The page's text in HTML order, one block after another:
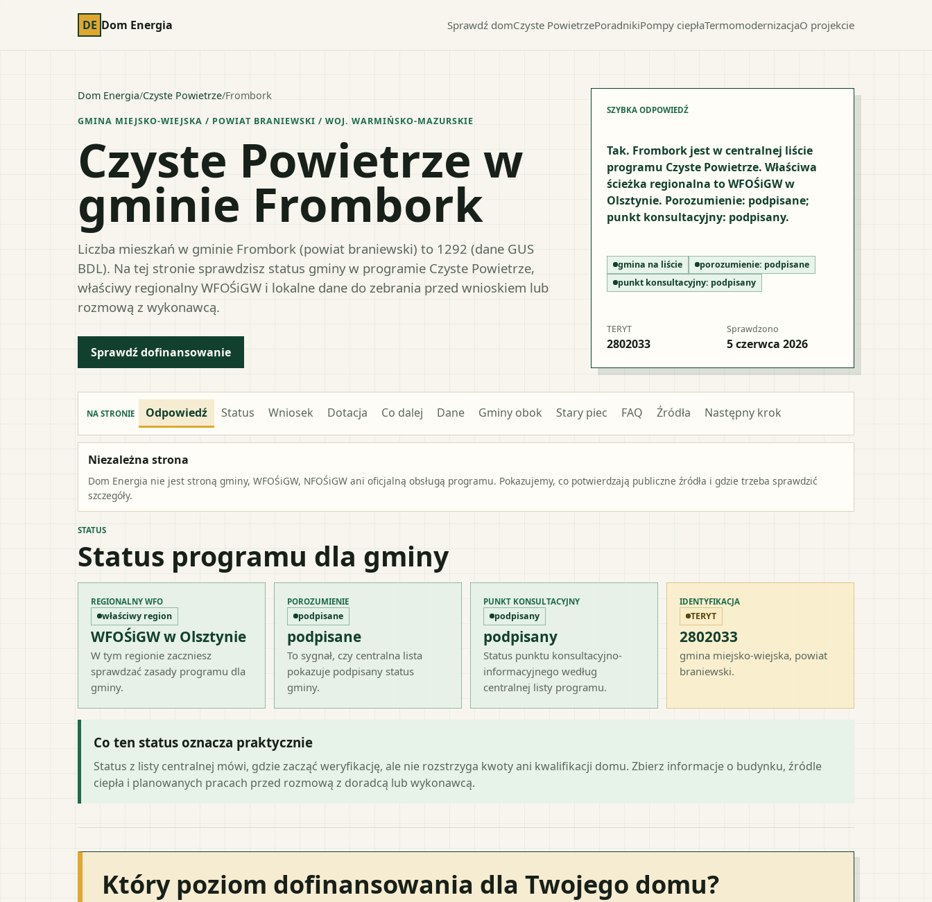
DE Dom Energia Sprawdź domCzyste PowietrzePoradnikiPompy ciepłaTermomodernizacjaO projekcie
Dom Energia/Czyste Powietrze/Frombork
GMINA MIEJSKO-WIEJSKA / POWIAT BRANIEWSKI / WOJ. WARMIŃSKO-MAZURSKIE
Czyste Powietrze w
gminie Frombork
Liczba mieszkań w gminie Frombork (powiat braniewski) to 1292 (dane GUS
BDL). Na tej stronie sprawdzisz status gminy w programie Czyste Powietrze,
właściwy regionalny WFOŚiGW i lokalne dane do zebrania przed wnioskiem lub
rozmową z wykonawcą.
Sprawdź dofinansowanie
SZYBKA ODPOWIEDŹ
Tak. Frombork jest w centralnej liście
programu Czyste Powietrze. Właściwa
ścieżka regionalna to WFOŚiGW w
Olsztynie. Porozumienie: podpisane;
punkt konsultacyjny: podpisany.
gmina na liście porozumienie: podpisane
punkt konsultacyjny: podpisany
TERYT
2802033
Sprawdzono
5 czerwca 2026
NA STRONIE Odpowiedź Status Wniosek Dotacja Co dalej Dane Gminy obok Stary piec FAQ Źródła Następny krok
Niezależna strona
Dom Energia nie jest stroną gminy, WFOŚiGW, NFOŚiGW ani oficjalną obsługą programu. Pokazujemy, co potwierdzają publiczne źródła i gdzie trzeba sprawdzić
szczegóły.
STATUS
Status programu dla gminy
REGIONALNY WFO
właściwy region
WFOŚiGW w Olsztynie
W tym regionie zaczniesz
sprawdzać zasady programu dla
gminy.
POROZUMIENIE
podpisane
podpisane
To sygnał, czy centralna lista
pokazuje podpisany status
gminy.
PUNKT KONSULTACYJNY
podpisany
podpisany
Status punktu konsultacyjno-
informacyjnego według
centralnej listy programu.
IDENTYFIKACJA
TERYT
2802033
gmina miejsko-wiejska, powiat
braniewski.
Co ten status oznacza praktycznie
Status z listy centralnej mówi, gdzie zacząć weryfikację, ale nie rozstrzyga kwoty ani kwalifikacji domu. Zbierz informacje o budynku, źródle
ciepła i planowanych pracach przed rozmową z doradcą lub wykonawcą.
Który poziom dofinansowania dla Twojego domu?